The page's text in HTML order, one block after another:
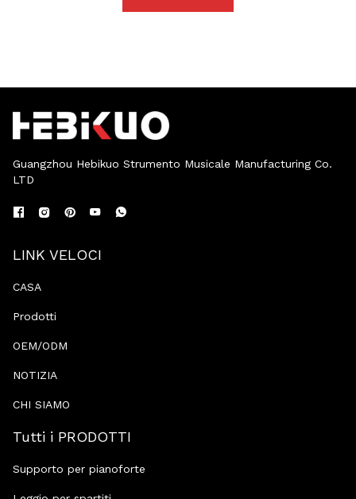
Guangzhou Hebikuo Strumento Musicale Manufacturing Co.
LTD
LINK VELOCI
CASA
Prodotti
OEM/ODM
NOTIZIA
CHI SIAMO
Tutti i PRODOTTI
Supporto per pianoforte